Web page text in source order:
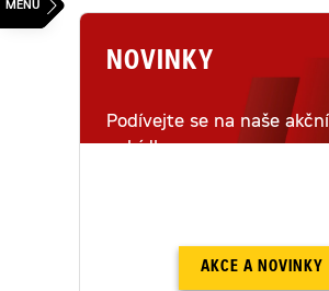
NOVINKY
Podívejte se na naše akční
nabídky.
AKCE A NOVINKY